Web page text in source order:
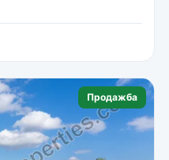
Продажба